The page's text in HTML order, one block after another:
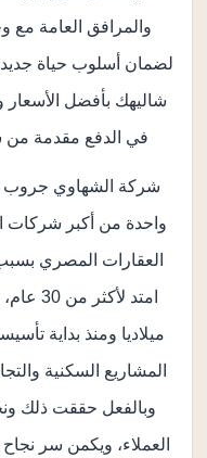
والمرافق العامة مع
لضمان أسلوب حياة جديدة
شاليهك بأفضل
في الدفع مقدمة من
شركة الشهاوي جروب
واحدة من أكبر شركات
العقارات المصري
ميلاديا ومنذ بداية
المشاريع السكنية
وبالفعل حققت ذلك
العملاء، ويكمن سر